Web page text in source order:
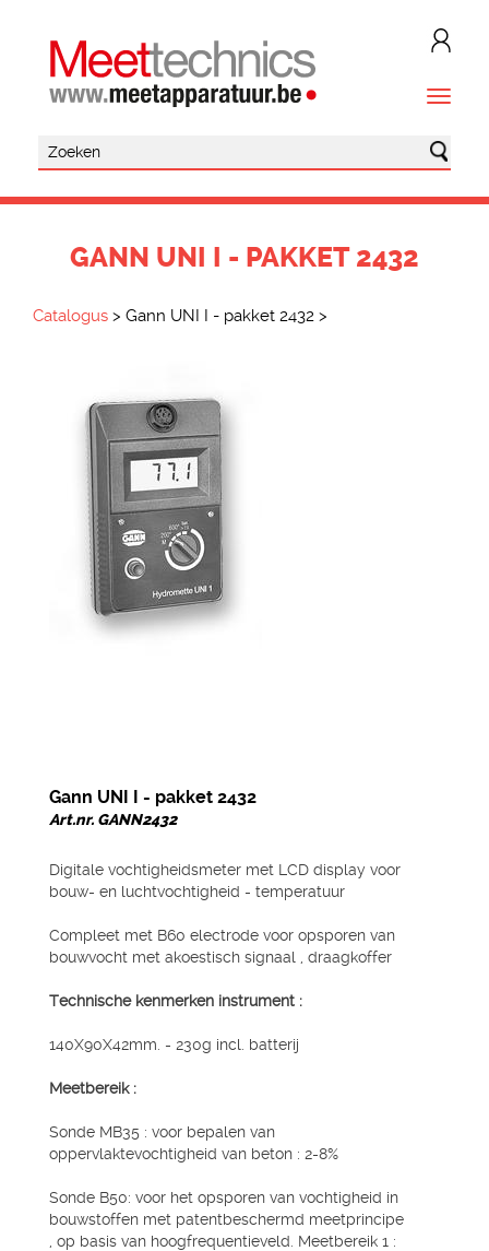
GANN UNI I - PAKKET 2432
Catalogus > Gann UNI I - pakket 2432 >
Gann UNI I - pakket 2432
Art.nr. GANN2432
Digitale vochtigheidsmeter met LCD display voor
bouw- en luchtvochtigheid - temperatuur
Compleet met B60 electrode voor opsporen van
bouwvocht met akoestisch signaal , draagkoffer
Technische kenmerken instrument :
140X90X42mm. - 230g incl. batterij
Meetbereik :
Sonde MB35 : voor bepalen van
oppervlaktevochtigheid van beton : 2-8%
Sonde B50: voor het opsporen van vochtigheid in
bouwstoffen met patentbeschermd meetprincipe
, op basis van hoogfrequentieveld. Meetbereik 1 :